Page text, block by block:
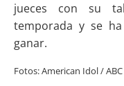
jueces con su
temporada y se
ganar.
Fotos: American Idol / ABC